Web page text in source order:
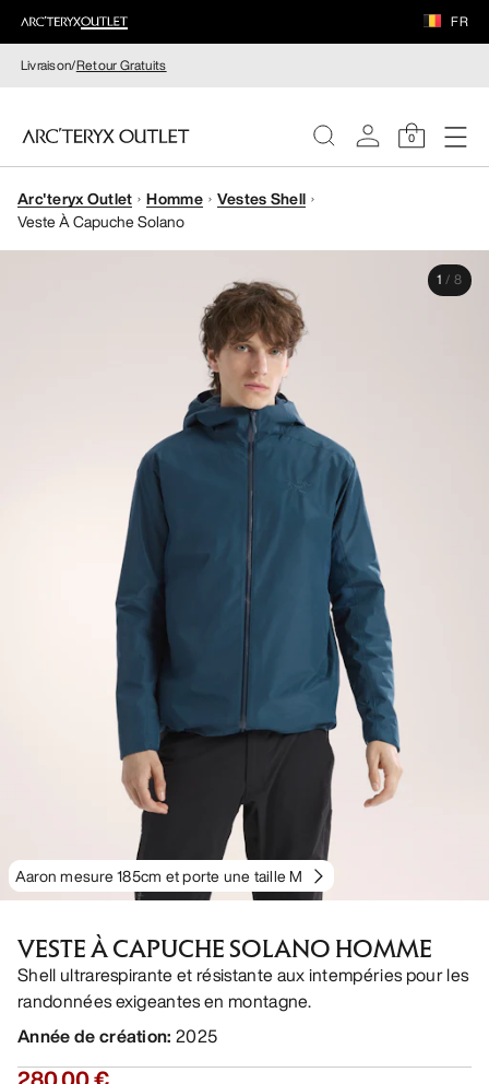
FR
Livraison/Retour Gratuits
0
FEMME
Arc'teryx Outlet Homme
Vestes Shell
Veste À Capuche Solano
Aaron mesure 185cm et porte une taille M
1 / 8
VESTE À CAPUCHE SOLANO HOMME
Shell ultrarespirante et résistante aux intempéries pour les
randonnées exigeantes en montagne.
Année de création: 2025